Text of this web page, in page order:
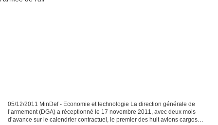
05/12/2011 MinDef - Economie et technologie La direction générale de
l’armement (DGA) a réceptionné le 17 novembre 2011, avec deux mois
d’avance sur le calendrier contractuel, le premier des huit avions cargos